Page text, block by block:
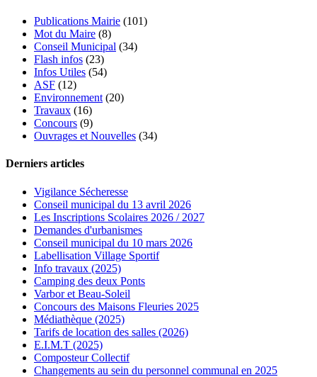
Publications Mairie (101)
Mot du Maire (8)
Conseil Municipal (34)
Flash infos (23)
Infos Utiles (54)
ASF (12)
Environnement (20)
Travaux (16)
Concours (9)
Ouvrages et Nouvelles (34)
Derniers articles
Vigilance Sécheresse
Conseil municipal du 13 avril 2026
Les Inscriptions Scolaires 2026 / 2027
Demandes d'urbanismes
Conseil municipal du 10 mars 2026
Labellisation Village Sportif
Info travaux (2025)
Camping des deux Ponts
Varbor et Beau-Soleil
Concours des Maisons Fleuries 2025
Médiathèque (2025)
Tarifs de location des salles (2026)
E.I.M.T (2025)
Composteur Collectif
Changements au sein du personnel communal en 2025